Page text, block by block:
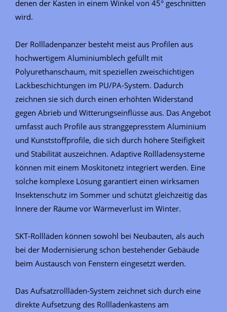
denen der Kasten in einem Winkel von 45° geschnitten
wird.
Der Rollladenpanzer besteht meist aus Profilen aus
hochwertigem Aluminiumblech gefüllt mit
Polyurethanschaum, mit speziellen zweischichtigen
Lackbeschichtungen im PU/PA-System. Dadurch
zeichnen sie sich durch einen erhöhten Widerstand
gegen Abrieb und Witterungseinflüsse aus. Das Angebot
umfasst auch Profile aus stranggepresstem Aluminium
und Kunststoffprofile, die sich durch höhere Steifigkeit
und Stabilität auszeichnen. Adaptive Rollladensysteme
können mit einem Moskitonetz integriert werden. Eine
solche komplexe Lösung garantiert einen wirksamen
Insektenschutz im Sommer und schützt gleichzeitig das
Innere der Räume vor Wärmeverlust im Winter.
SKT-Rollläden können sowohl bei Neubauten, als auch
bei der Modernisierung schon bestehender Gebäude
beim Austausch von Fenstern eingesetzt werden.
Das Aufsatzrollläden-System zeichnet sich durch eine
direkte Aufsetzung des Rollladenkastens am